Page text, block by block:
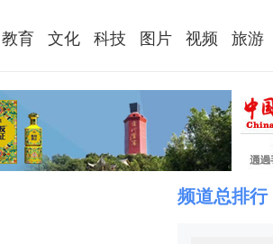
教育 文化 科技 图片 视频 旅游
频道总排行